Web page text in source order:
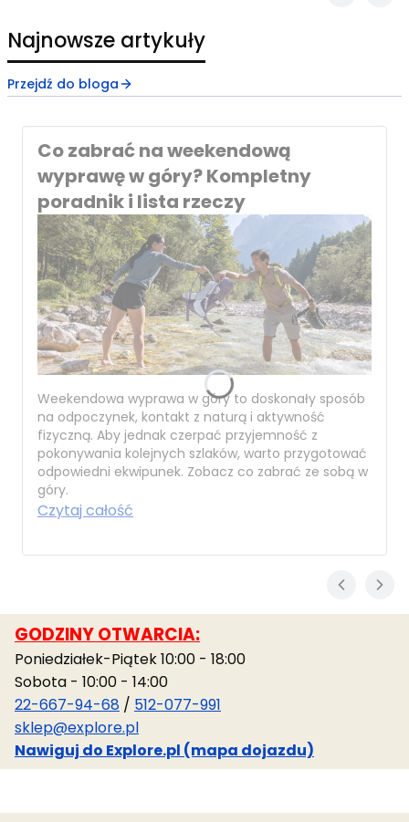
Najnowsze artykuły
Przejdź do bloga
Co zabrać na weekendową
wyprawę w góry? Kompletny
poradnik i lista rzeczy
Weekendowa wyprawa w góry to doskonały sposób
na odpoczynek, kontakt z naturą i aktywność
fizyczną. Aby jednak czerpać przyjemność z
pokonywania kolejnych szlaków, warto przygotować
odpowiedni ekwipunek. Zobacz co zabrać ze sobą w
góry.
Czytaj całość
GODZINY OTWARCIA:
Poniedziałek-Piątek 10:00 - 18:00
Sobota - 10:00 - 14:00
22-667-94-68 / 512-077-991
sklep@explore.pl
Nawiguj do Explore.pl (mapa dojazdu)